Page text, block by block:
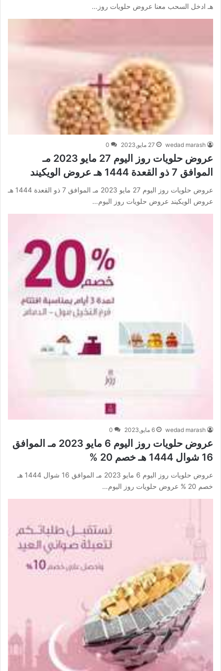
هـ ادخل السحب معنا عروض حلويات روز…
wedad marash 27 مايو,2023 0
عروض حلويات روز اليوم 27 مايو 2023 مـ
الموافق 7 ذو القعدة 1444 هـ عروض الويكيند
عروض حلويات روز اليوم 27 مايو 2023 مـ الموافق 7 ذو القعدة 1444 هـ
عروض الويكيند عروض حلويات روز اليوم…
wedad marash 6 مايو,2023 0
عروض حلويات روز اليوم 6 مايو 2023 مـ الموافق
16 شوال 1444 هـ خصم 20 %
عروض حلويات روز اليوم 6 مايو 2023 مـ الموافق 16 شوال 1444 هـ
خصم 20 % عروض حلويات روز اليوم…